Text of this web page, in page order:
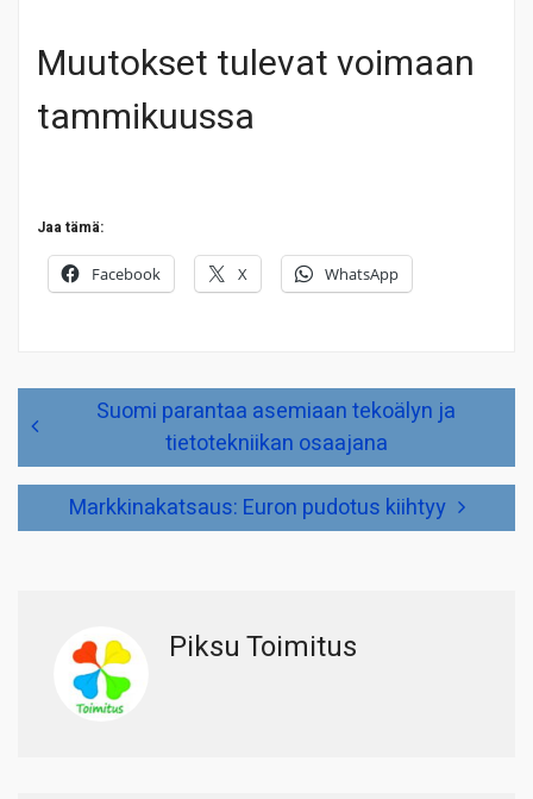
Muutokset tulevat voimaan
tammikuussa
Jaa tämä:
Facebook X WhatsApp
selaus
Suomi parantaa asemiaan tekoälyn ja
tietotekniikan osaajana
Markkinakatsaus: Euron pudotus kiihtyy
Piksu Toimitus